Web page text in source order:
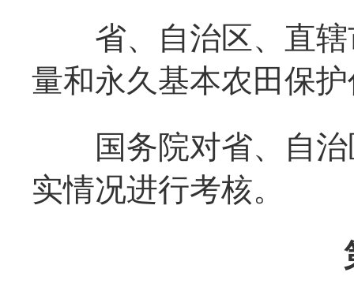
省、自治区、直辖
量和永久基本农田保
国务院对省、自治
实情况进行考核。